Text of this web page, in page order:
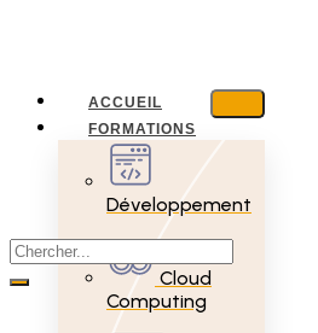
ACCUEIL
FORMATIONS
Développement
Cloud
Computing